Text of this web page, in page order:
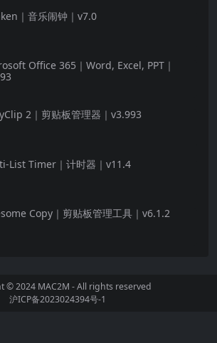
｜音乐闹钟｜v7.0
Office 365｜Word, Excel, PPT｜
2｜剪贴板管理器｜v3.993
List Timer｜计时器｜v11.4
Copy｜剪贴板管理工具｜v6.1.2
© 2024 MAC2M - All rights reserved
沪ICP备2023024394号-1